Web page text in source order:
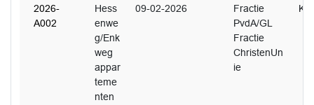
2026-
A002
Hess
enwe
g/Enk
weg
appar
teme
nten
09-02-2026
Fractie
PvdA/GL
Fractie
ChristenUn
ie
K.